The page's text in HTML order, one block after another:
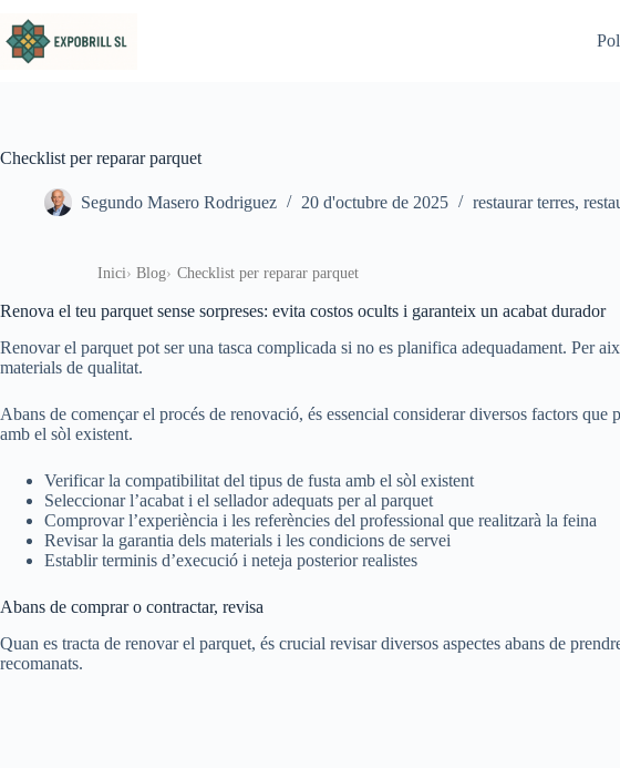
Checklist per reparar parquet
Segundo Masero Rodriguez 20 d'octubre de 2025 restaurar terres,
Inici Blog Checklist per reparar parquet
Renova el teu parquet sense sorpreses: evita costos ocults i garanteix un acabat durador
Renovar el parquet pot ser una tasca complicada si no es planifica adequadament. Per
materials de qualitat.
Abans de començar el procés de renovació, és essencial considerar diversos factors
amb el sòl existent.
Verificar la compatibilitat del tipus de fusta amb el sòl existent
Seleccionar l’acabat i el sellador adequats per al parquet
Comprovar l’experiència i les referències del professional que realitzarà la feina
Revisar la garantia dels materials i les condicions de servei
Establir terminis d’execució i neteja posterior realistes
Abans de comprar o contractar, revisa
Quan es tracta de renovar el parquet, és crucial revisar diversos aspectes abans de
recomanats.